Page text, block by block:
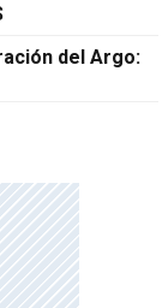
del Argo: